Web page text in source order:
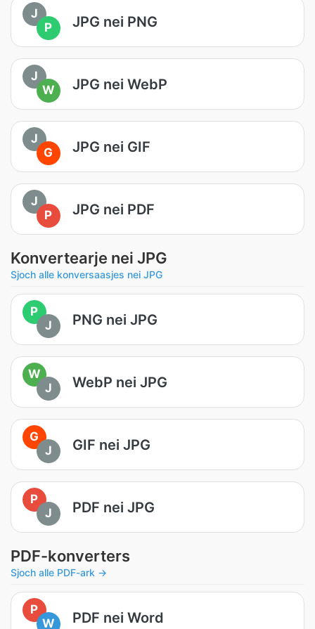
J
P
JPG nei PNG
J
W
JPG nei WebP
J
G
JPG nei GIF
J
P
JPG nei PDF
Konvertearje nei JPG
Sjoch alle konversaasjes nei JPG
P
J
PNG nei JPG
W
J
WebP nei JPG
G
J
GIF nei JPG
P
J
PDF nei JPG
PDF-konverters
Sjoch alle PDF-ark →
P
W
PDF nei Word